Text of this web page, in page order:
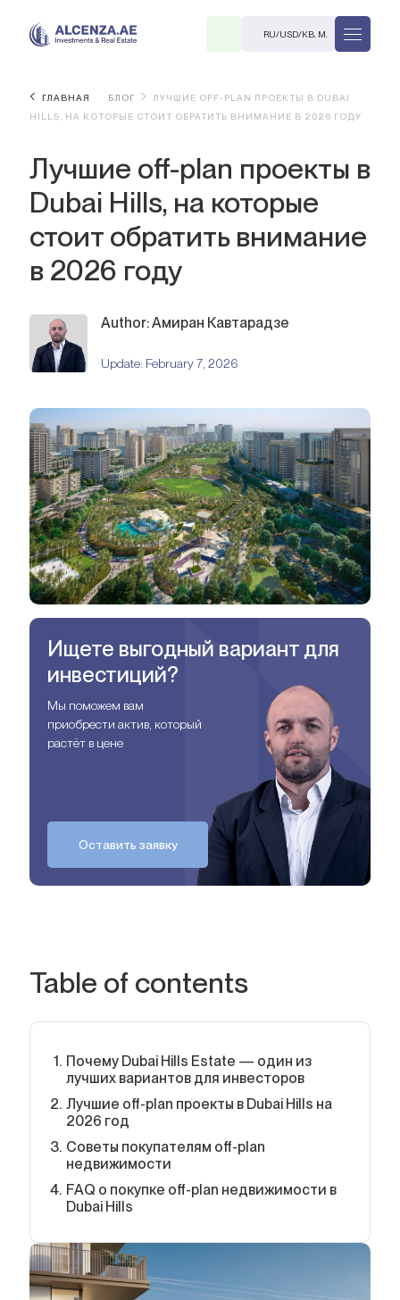
RU/USD/КВ. М.
ГЛАВНАЯ БЛОГ
ЛУЧШИЕ OFF-PLAN ПРОЕКТЫ В DUBAI
HILLS, НА КОТОРЫЕ СТОИТ ОБРАТИТЬ ВНИМАНИЕ В 2026 ГОДУ
Лучшие off-plan проекты в
Dubai Hills, на которые
стоит обратить внимание
в 2026 году
Author: Амиран Кавтарадзе
Update: February 7, 2026
Ищете выгодный вариант для
инвестиций?
Мы поможем вам
приобрести актив, который
растёт в цене
Оставить заявку
Table of contents
Почему Dubai Hills Estate — один из
лучших вариантов для инвесторов
Лучшие off-plan проекты в Dubai Hills на
2026 год
Советы покупателям off-plan
недвижимости
FAQ о покупке off-plan недвижимости в
Dubai Hills